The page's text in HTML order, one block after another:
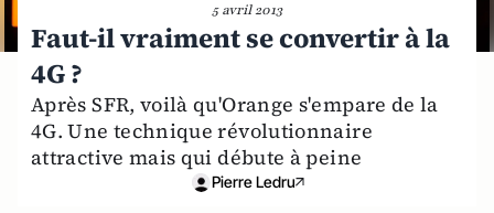
5 avril 2013
Faut-il vraiment se convertir à la
4G ?
Après SFR, voilà qu'Orange s'empare de la
4G. Une technique révolutionnaire
attractive mais qui débute à peine
Pierre Ledru